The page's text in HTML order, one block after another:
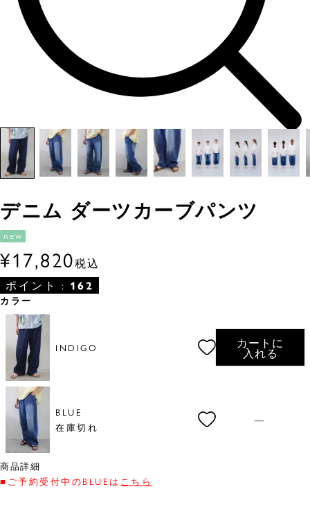
デニム ダーツカーブパンツ
new
¥17,820税込
ポイント : 162
カラー
INDIGO
カートに
入れる
BLUE
在庫切れ
—
商品詳細
■ご予約受付中のBLUEは こちら